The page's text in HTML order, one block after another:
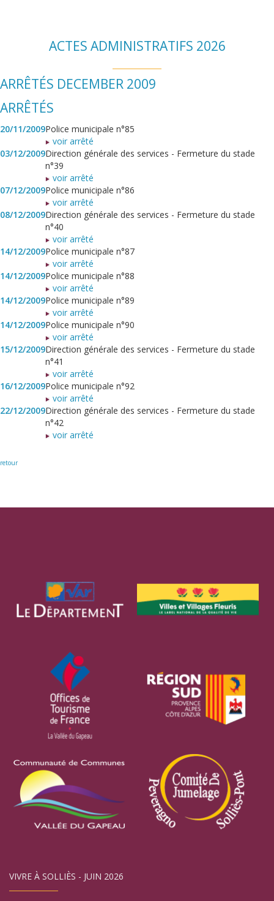
ACTES ADMINISTRATIFS 2026
ARRÊTÉS DECEMBER 2009
ARRÊTÉS
20/11/2009Police municipale n°85
voir arrêté
03/12/2009Direction générale des services - Fermeture du stade
n°39
voir arrêté
07/12/2009Police municipale n°86
voir arrêté
08/12/2009Direction générale des services - Fermeture du stade
n°40
voir arrêté
14/12/2009Police municipale n°87
voir arrêté
14/12/2009Police municipale n°88
voir arrêté
14/12/2009Police municipale n°89
voir arrêté
14/12/2009Police municipale n°90
voir arrêté
15/12/2009Direction générale des services - Fermeture du stade
n°41
voir arrêté
16/12/2009Police municipale n°92
voir arrêté
22/12/2009Direction générale des services - Fermeture du stade
n°42
voir arrêté
retour
VIVRE À SOLLIÈS - JUIN 2026